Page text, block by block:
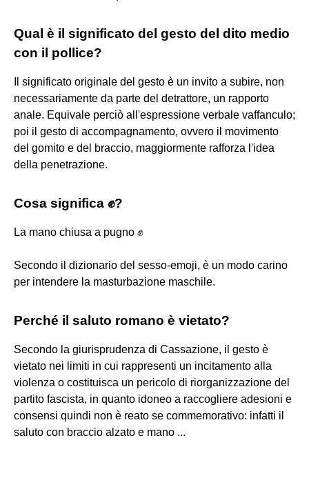
Qual è il significato del gesto del dito medio
con il pollice?
Il significato originale del gesto è un invito a subire, non
necessariamente da parte del detrattore, un rapporto
anale. Equivale perciò all'espressione verbale vaffanculo;
poi il gesto di accompagnamento, ovvero il movimento
del gomito e del braccio, maggiormente rafforza l'idea
della penetrazione.
Cosa significa ✊?
La mano chiusa a pugno ✊
Secondo il dizionario del sesso-emoji, è un modo carino
per intendere la masturbazione maschile.
Perché il saluto romano è vietato?
Secondo la giurisprudenza di Cassazione, il gesto è
vietato nei limiti in cui rappresenti un incitamento alla
violenza o costituisca un pericolo di riorganizzazione del
partito fascista, in quanto idoneo a raccogliere adesioni e
consensi quindi non è reato se commemorativo: infatti il
saluto con braccio alzato e mano ...